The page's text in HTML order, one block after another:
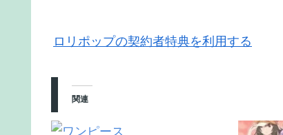
ロリポップの契約者特典を利用する
関連